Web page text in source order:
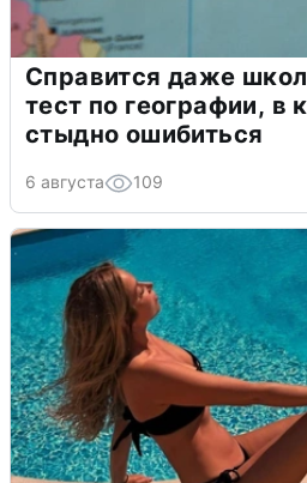
Справится даже
тест по географии, в
стыдно ошибиться
6 августа 109